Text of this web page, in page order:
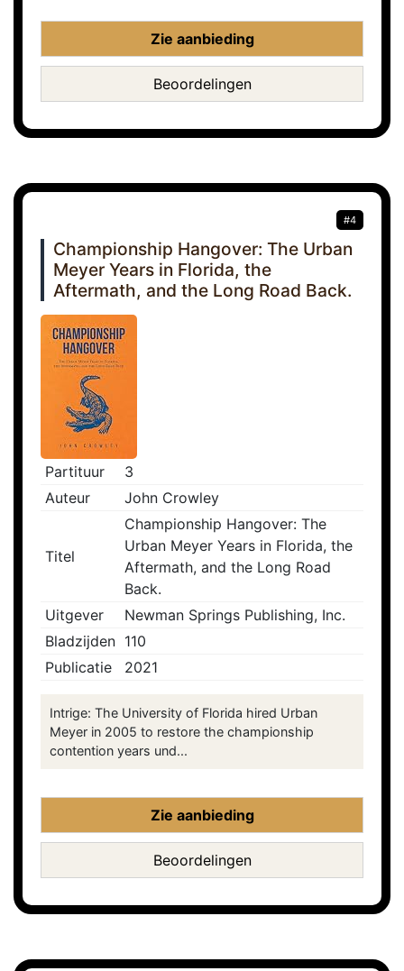
Zie aanbieding
Beoordelingen
#4
Championship Hangover: The Urban
Meyer Years in Florida, the
Aftermath, and the Long Road Back.
Partituur
3
Auteur
John Crowley
Titel
Championship Hangover: The
Urban Meyer Years in Florida, the
Aftermath, and the Long Road
Back.
Uitgever
Newman Springs Publishing, Inc.
Bladzijden 110
Publicatie
2021
Intrige: The University of Florida hired Urban
Meyer in 2005 to restore the championship
contention years und...
Zie aanbieding
Beoordelingen